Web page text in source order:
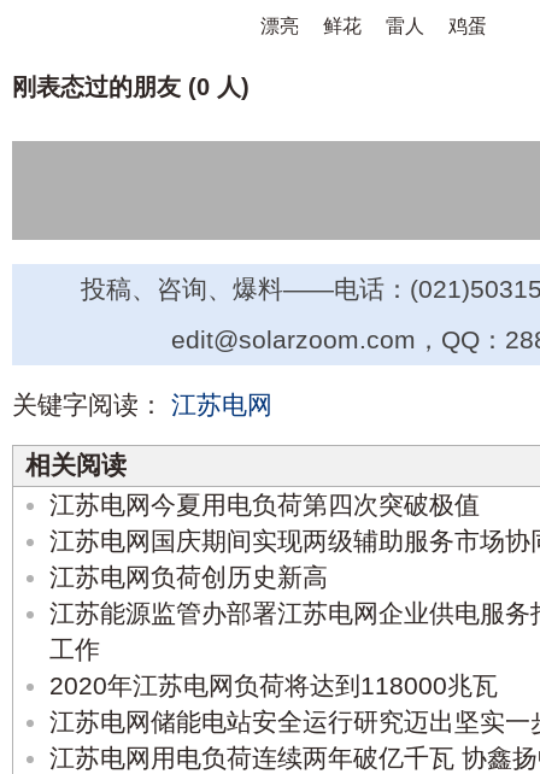
漂亮 鲜花 雷人 鸡蛋
刚表态过的朋友 (0 人)
投稿、咨询、爆料——电话：
edit@solarzoom.com，QQ：
关键字阅读： 江苏电网
相关阅读
江苏电网今夏用电负荷第四次突破极值
江苏电网国庆期间实现两级辅助服务市场协
江苏电网负荷创历史新高
江苏能源监管办部署江苏电网企业供电服
工作
2020年江苏电网负荷将达到118000兆瓦
江苏电网储能电站安全运行研究迈出坚实一
江苏电网用电负荷连续两年破亿千瓦 协鑫